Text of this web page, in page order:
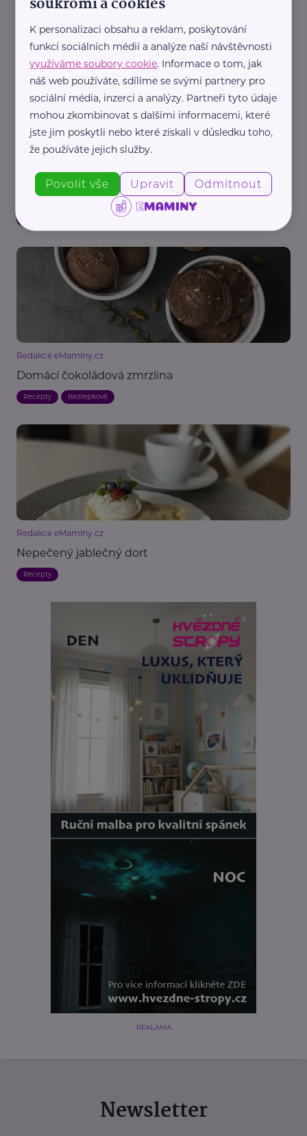
Recepty
Redakce eMaminy.cz
Bleskový mini zákusek ze dvou ingrediencí
Redakce eMaminy.cz
Domácí čokoládová zmrzlina
Recepty Bezlepkové
Redakce eMaminy.cz
Nepečený jablečný dort
Recepty
REKLAMA
Newsletter
K personalizaci obsahu a reklam, poskytování
funkcí sociálních médií a analýze naší návštěvnosti
využíváme soubory cookie. Informace o tom, jak
náš web používáte, sdílíme se svými partnery pro
sociální média, inzerci a analýzy. Partneři tyto údaje
mohou zkombinovat s dalšími informacemi, které
jste jim poskytli nebo které získali v důsledku toho,
že používáte jejich služby.
Povolit vše Upravit Odmítnout